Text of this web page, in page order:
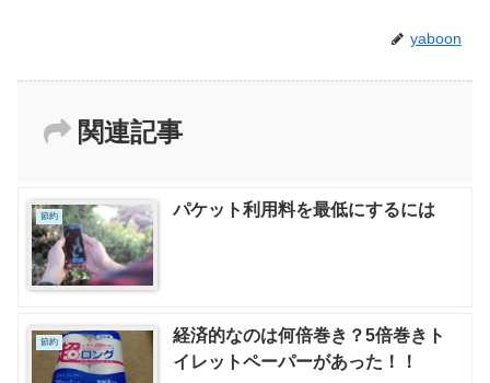
yaboon
関連記事
節約 パケット利用料を最低にするには
節約
経済的なのは何倍巻き？5倍巻きト
イレットペーパーがあった！！